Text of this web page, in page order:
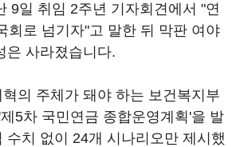
9일 취임 2주년 기자회견에서 "연
회로 넘기자"고 말한 뒤 막판 여야
은 사라졌습니다.
의 주체가 돼야 하는 보건복지부
5차 국민연금 종합운영계획'을 발
수치 없이 24개 시나리오만 제시했